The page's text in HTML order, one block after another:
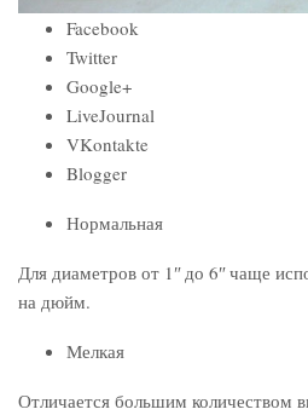
Facebook
Twitter
Google+
LiveJournal
VKontakte
Blogger
Нормальная
Для диаметров от 1ʺ до 6ʺ чаще
на дюйм.
Мелкая
Отличается большим количеством